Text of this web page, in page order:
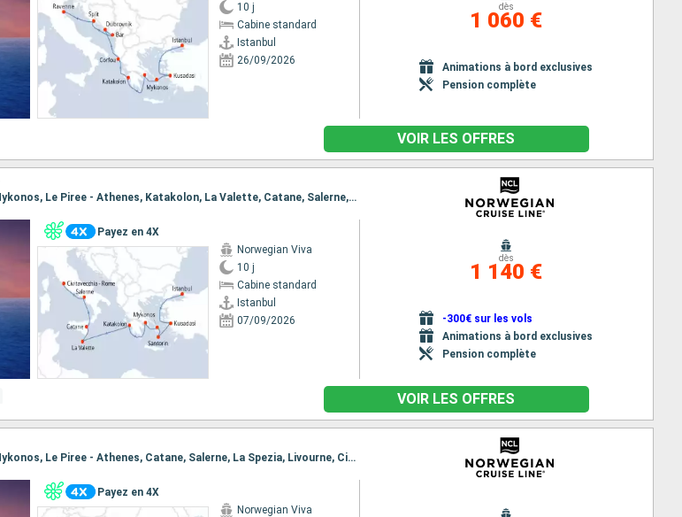
10 j
Cabine standard
Istanbul
26/09/2026
dès
1 060 €
Animations à bord exclusives
Pension complète
VOIR LES OFFRES
Itinéraire : Istanbul, Kusadasi, Santorin, Mykonos, Le Piree - Athenes, Katakolon, La Valette, Catane, Salerne, Civitavecchia - Rome
Payez en 4X
Norwegian Viva
10 j
Cabine standard
Istanbul
07/09/2026
dès
1 140 €
-300€ sur les vols
Animations à bord exclusives
Pension complète
VOIR LES OFFRES
Itinéraire : Istanbul, Kusadasi, Santorin, Mykonos, Le Piree - Athenes, Catane, Salerne, La Spezia, Livourne, Civitavecchia - Rome
Payez en 4X
Norwegian Viva